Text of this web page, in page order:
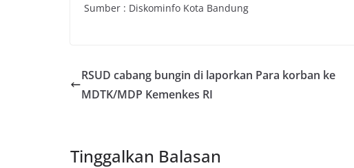
Sumber : Diskominfo Kota Bandung
RSUD cabang bungin di laporkan Para korban ke
MDTK/MDP Kemenkes RI
Tinggalkan Balasan